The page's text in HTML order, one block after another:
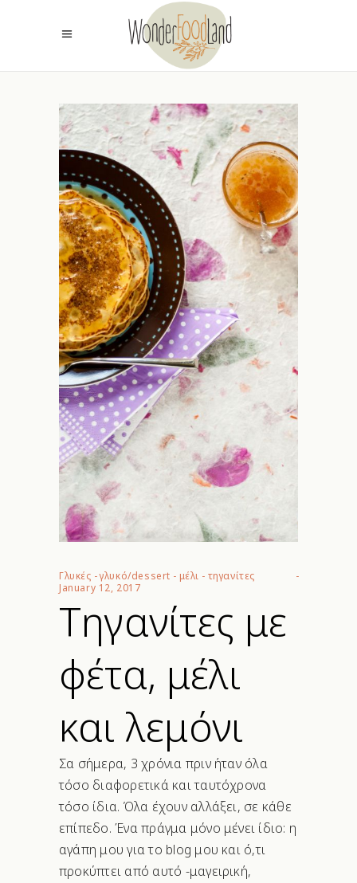
Γλυκές -γλυκό/dessert - μέλι - τηγανίτες
January 12, 2017
Τηγανίτες με
φέτα, μέλι
και λεμόνι
Σα σήμερα, 3 χρόνια πριν ήταν όλα
τόσο διαφορετικά και ταυτόχρονα
τόσο ίδια. Όλα έχουν αλλάξει, σε κάθε
επίπεδο. Ένα πράγμα μόνο μένει ίδιο: η
αγάπη μου για το blog μου και ό,τι
προκύπτει από αυτό -μαγειρική,